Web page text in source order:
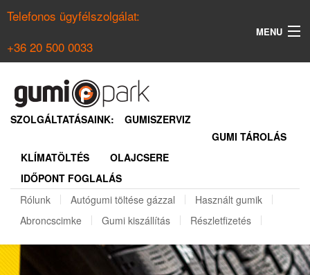
Telefonos ügyfélszolgálat:
+36 20 500 0033
MENU
NYÁRI GUMI KERESŐ
REGISZTRÁCIÓ
SZOLGÁLTATÁSAINK:
GUMISZERVIZ
GUMI TÁROLÁS
KLÍMATÖLTÉS
OLAJCSERE
IDŐPONT FOGLALÁS
Rólunk
Autógumi töltése gázzal
Használt gumik
Abroncscimke
Gumi kiszállítás Részletfizetés